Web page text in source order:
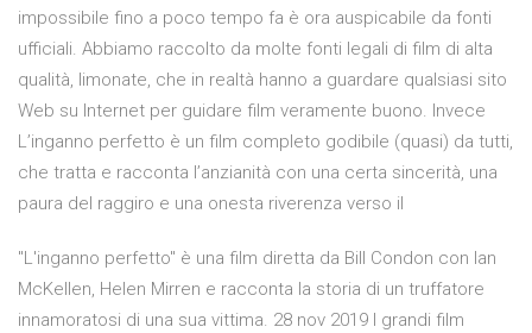
impossibile fino a poco tempo fa è ora auspicabile da fonti
ufficiali. Abbiamo raccolto da molte fonti legali di film di alta
qualità, limonate, che in realtà hanno a guardare qualsiasi sito
Web su Internet per guidare film veramente buono. Invece
L’inganno perfetto è un film completo godibile (quasi) da tutti,
che tratta e racconta l’anzianità con una certa sincerità, una
paura del raggiro e una onesta riverenza verso il
"L'inganno perfetto" è una film diretta da Bill Condon con Ian
McKellen, Helen Mirren e racconta la storia di un truffatore
innamoratosi di una sua vittima. 28 nov 2019 I grandi film